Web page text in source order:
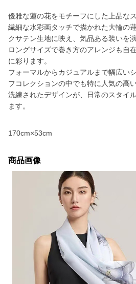
優雅な蓮の花をモチーフにした上品な
繊細な水彩画タッチで描かれた大輪の
クサテン生地に映え、気品ある装いを演
ロングサイズで巻き方のアレンジも自
に彩ります。
フォーマルからカジュアルまで幅広い
フコレクションの中でも特に人気の高い
洗練されたデザインが、日常のスタイ
ます。
170cm×53cm
商品画像